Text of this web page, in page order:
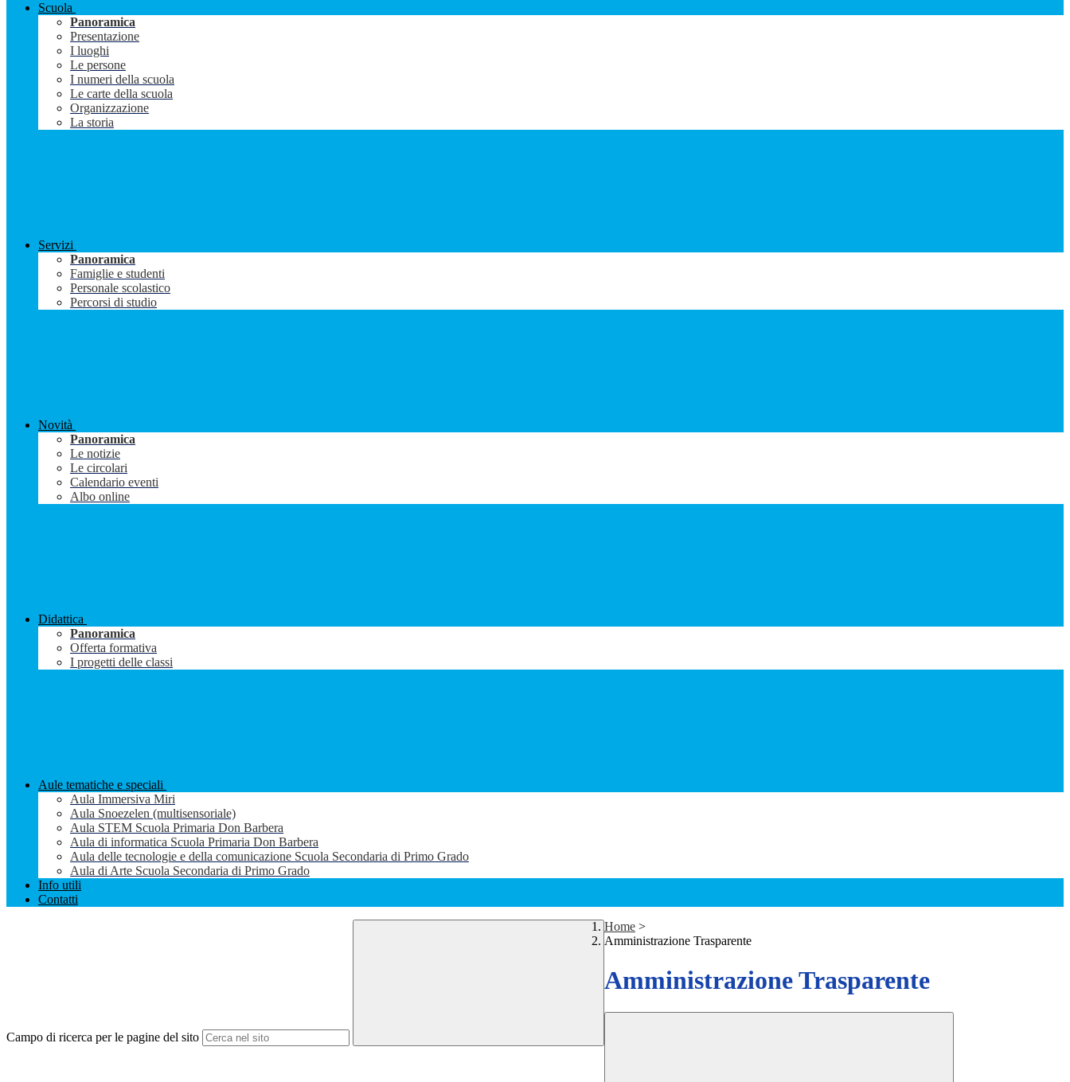
Scuola
Panoramica
Presentazione
I luoghi
Le persone
I numeri della scuola
Le carte della scuola
Organizzazione
La storia
Servizi
Panoramica
Famiglie e studenti
Personale scolastico
Percorsi di studio
Novità
Panoramica
Le notizie
Le circolari
Calendario eventi
Albo online
Didattica
Panoramica
Offerta formativa
I progetti delle classi
Aule tematiche e speciali
Aula Immersiva Miri
Aula Snoezelen (multisensoriale)
Aula STEM Scuola Primaria Don Barbera
Aula di informatica Scuola Primaria Don Barbera
Aula delle tecnologie e della comunicazione Scuola Secondaria di Primo Grado
Aula di Arte Scuola Secondaria di Primo Grado
Info utili
Contatti
Campo di ricerca per le pagine del sito
Home >
Amministrazione Trasparente
Amministrazione Trasparente